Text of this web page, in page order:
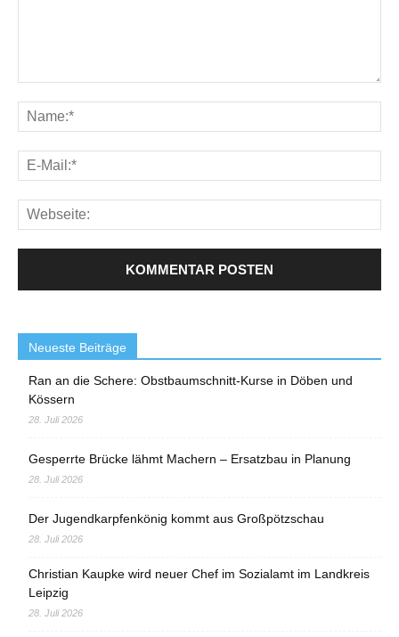
Neueste Beiträge
Ran an die Schere: Obstbaumschnitt-Kurse in Döben und
Kössern
28. Juli 2026
Gesperrte Brücke lähmt Machern – Ersatzbau in Planung
28. Juli 2026
Der Jugendkarpfenkönig kommt aus Großpötzschau
28. Juli 2026
Christian Kaupke wird neuer Chef im Sozialamt im Landkreis
Leipzig
28. Juli 2026